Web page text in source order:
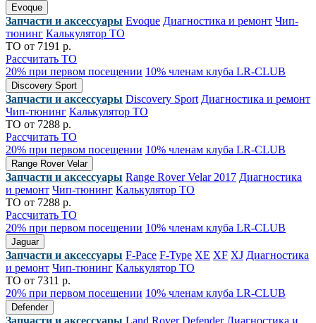
Evoque
Запчасти и аксессуары Evoque Диагностика и ремонт Чип-
тюнинг Калькулятор ТО
ТО от 7191 р.
Рассчитать ТО
20% при первом посещении 10% членам клуба LR-CLUB
Discovery Sport
Запчасти и аксессуары Discovery Sport Диагностика и ремонт
Чип-тюнинг Калькулятор ТО
ТО от 7288 р.
Рассчитать ТО
20% при первом посещении 10% членам клуба LR-CLUB
Range Rover Velar
Запчасти и аксессуары Range Rover Velar 2017 Диагностика
и ремонт Чип-тюнинг Калькулятор ТО
ТО от 7288 р.
Рассчитать ТО
20% при первом посещении 10% членам клуба LR-CLUB
Jaguar
Запчасти и аксессуары F-Pace F-Type XE XF XJ Диагностика
и ремонт Чип-тюнинг Калькулятор ТО
ТО от 7311 р.
20% при первом посещении 10% членам клуба LR-CLUB
Defender
Запчасти и аксессуары Land Rover Defender Диагностика и